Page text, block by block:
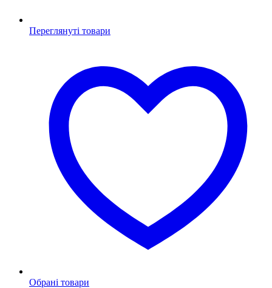
Переглянуті товари
Обрані товари